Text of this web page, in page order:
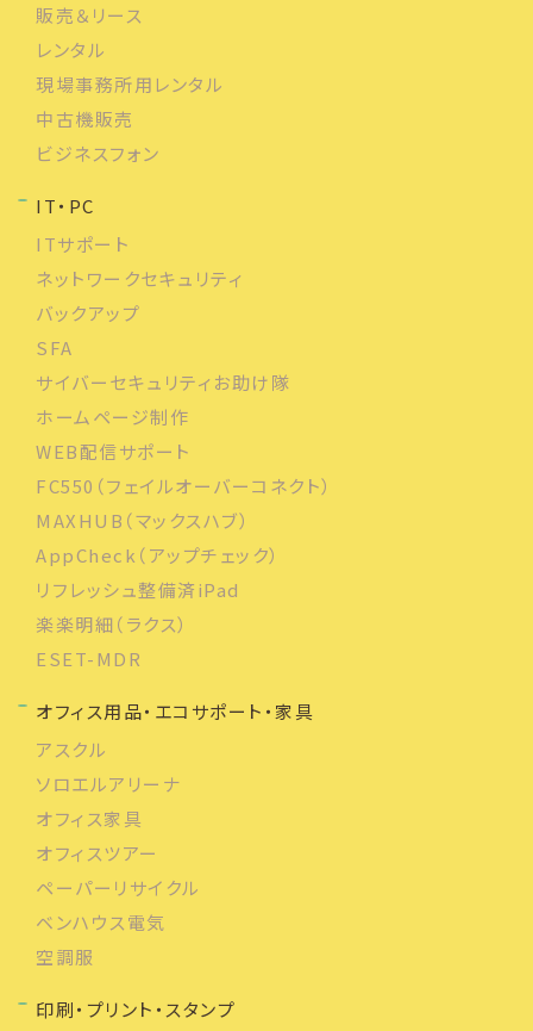
販売＆リース
レンタル
現場事務所用レンタル
中古機販売
ビジネスフォン
IT・PC
ITサポート
ネットワークセキュリティ
バックアップ
SFA
サイバーセキュリティお助け隊
ホームページ制作
WEB配信サポート
FC550（フェイルオーバーコネクト）
MAXHUB（マックスハブ）
AppCheck（アップチェック）
リフレッシュ整備済iPad
楽楽明細（ラクス）
ESET-MDR
オフィス用品・エコサポート・家具
アスクル
ソロエルアリーナ
オフィス家具
オフィスツアー
ペーパーリサイクル
ベンハウス電気
空調服
印刷・プリント・スタンプ